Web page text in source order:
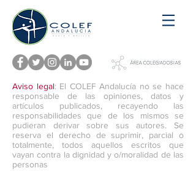
Aviso legal: El COLEF Andalucía no se hace
responsable de las opiniones, datos y
artículos publicados, recayendo las
responsabilidades que de los mismos se
pudieran derivar sobre sus autores. Se
reserva el derecho de suprimir, parcial o
totalmente, todos aquellos escritos que
vayan contra la dignidad y o/moralidad de las
personas